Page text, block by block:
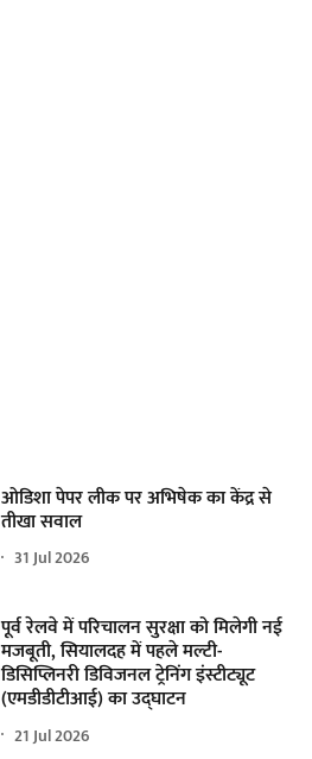
ओडिशा पेपर लीक पर अभिषेक का केंद्र से
तीखा सवाल
31 Jul 2026
पूर्व रेलवे में परिचालन सुरक्षा को मिलेगी नई
मजबूती, सियालदह में पहले मल्टी-
डिसिप्लिनरी डिविजनल ट्रेनिंग इंस्टीट्यूट
(एमडीडीटीआई) का उद्घाटन
21 Jul 2026